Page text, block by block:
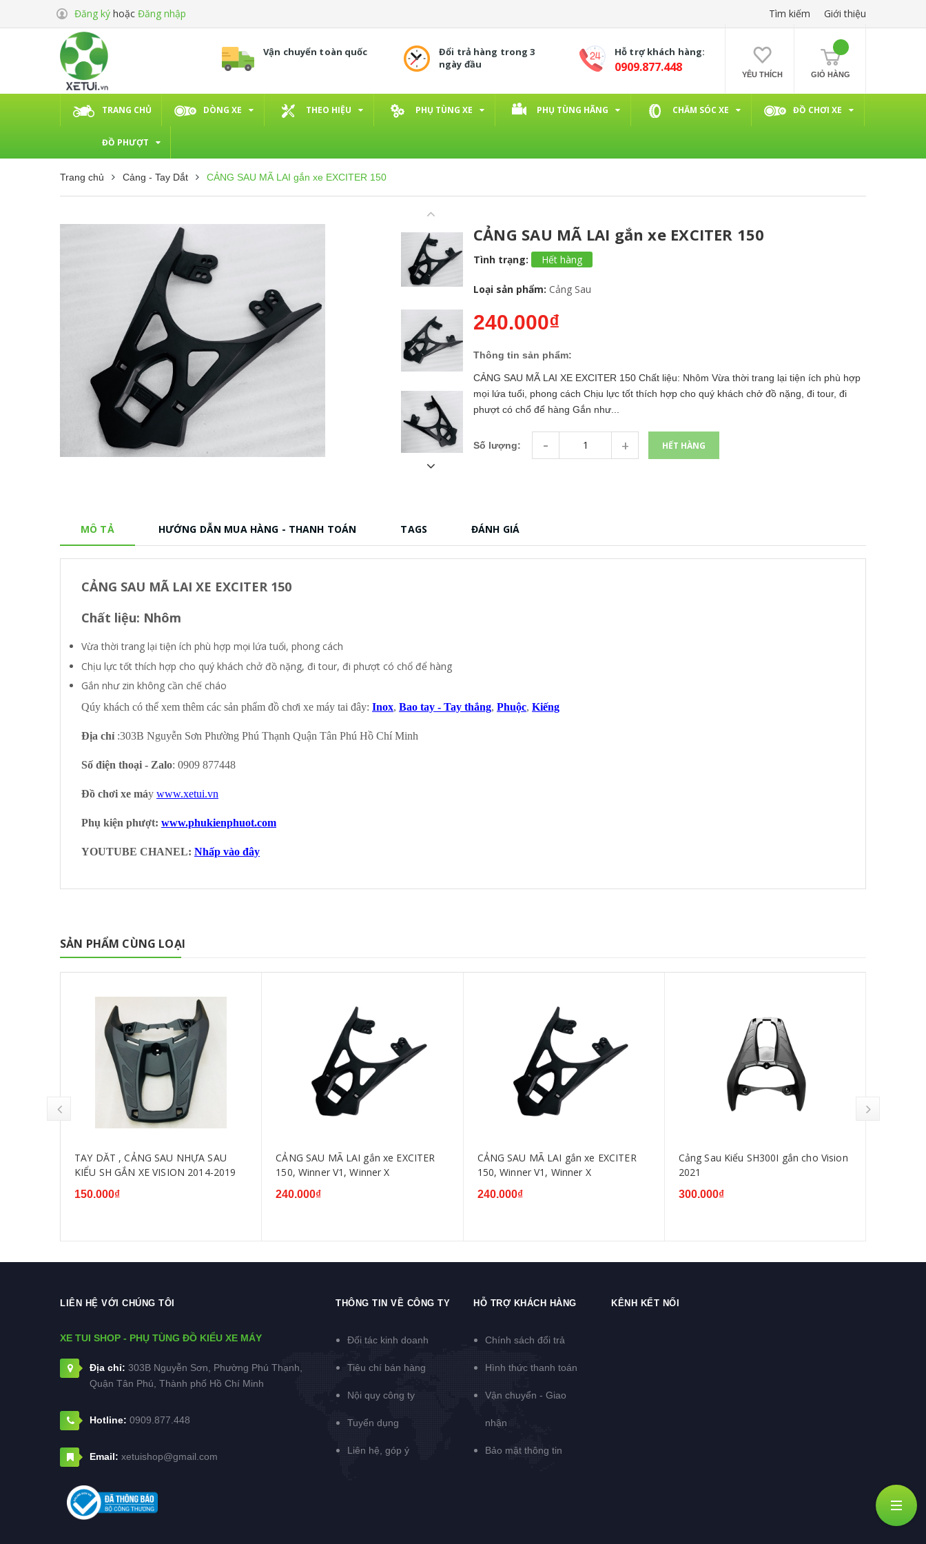
Đăng ký hoặc Đăng nhập Tìm kiếm Giới thiệu
Vận chuyển toàn quốc
Đổi trả hàng trong 3
ngày đầu
Hỗ trợ khách hàng:
0909.877.448 YÊU THÍCH GIỎ HÀNG
TRANG CHỦ DÒNG XE THEO HIỆU PHỤ TÙNG XE PHỤ TÙNG HÃNG CHĂM SÓC XE ĐỒ CHƠI XE
ĐỒ PHƯỢT
Trang chủ Cảng - Tay Dắt CẢNG SAU MÃ LAI gắn xe EXCITER 150
CẢNG SAU MÃ LAI gắn xe EXCITER 150
Tình trạng: Hết hàng
Loại sản phẩm: Cảng Sau
240.000₫
Thông tin sản phẩm:
CẢNG SAU MÃ LAI XE EXCITER 150 Chất liệu: Nhôm Vừa thời trang lại tiện ích phù hợp
mọi lứa tuổi, phong cách Chịu lực tốt thích hợp cho quý khách chở đồ nặng, đi tour, đi
phượt có chổ để hàng Gắn như...
Số lượng: - + HẾT HÀNG
MÔ TẢ HƯỚNG DẪN MUA HÀNG - THANH TOÁN TAGS ĐÁNH GIÁ
CẢNG SAU MÃ LAI XE EXCITER 150
Chất liệu: Nhôm
Vừa thời trang lại tiện ích phù hợp mọi lứa tuổi, phong cách
Chịu lực tốt thích hợp cho quý khách chở đồ nặng, đi tour, đi phượt có chổ để hàng
Gắn như zin không cần chế cháo
Qúy khách có thể xem thêm các sản phẩm đồ chơi xe máy tai đây: Inox, Bao tay - Tay thắng, Phuộc, Kiếng
Địa chỉ :303B Nguyễn Sơn Phường Phú Thạnh Quận Tân Phú Hồ Chí Minh
Số điện thoại - Zalo: 0909 877448
Đồ chơi xe máy www.xetui.vn
Phụ kiện phượt: www.phukienphuot.com
YOUTUBE CHANEL: Nhấp vào đây
SẢN PHẨM CÙNG LOẠI
TAY DĂT , CẢNG SAU NHỰA SAU
KIỂU SH GẮN XE VISION 2014-2019
150.000₫
CẢNG SAU MÃ LAI gắn xe EXCITER
150, Winner V1, Winner X
240.000₫
CẢNG SAU MÃ LAI gắn xe EXCITER
150, Winner V1, Winner X
240.000₫
Cảng Sau Kiểu SH300I gắn cho Vision
2021
300.000₫
LIÊN HỆ VỚI CHÚNG TÔI
XE TUI SHOP - PHỤ TÙNG ĐỒ KIỂU XE MÁY
Địa chỉ: 303B Nguyễn Sơn, Phường Phú Thạnh,
Quận Tân Phú, Thành phố Hồ Chí Minh
Hotline: 0909.877.448
Email: xetuishop@gmail.com
THÔNG TIN VỀ CÔNG TY
Đối tác kinh doanh
Tiêu chí bán hàng
Nội quy công ty
Tuyển dụng
Liên hệ, góp ý
HỖ TRỢ KHÁCH HÀNG
Chính sách đổi trả
Hình thức thanh toán
Vận chuyển - Giao
nhận
Bảo mật thông tin
KÊNH KẾT NỐI